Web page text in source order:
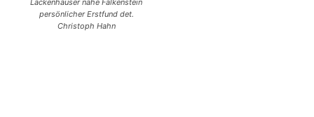
Lackenhäuser nahe Falkenstein
persönlicher Erstfund det.
Christoph Hahn